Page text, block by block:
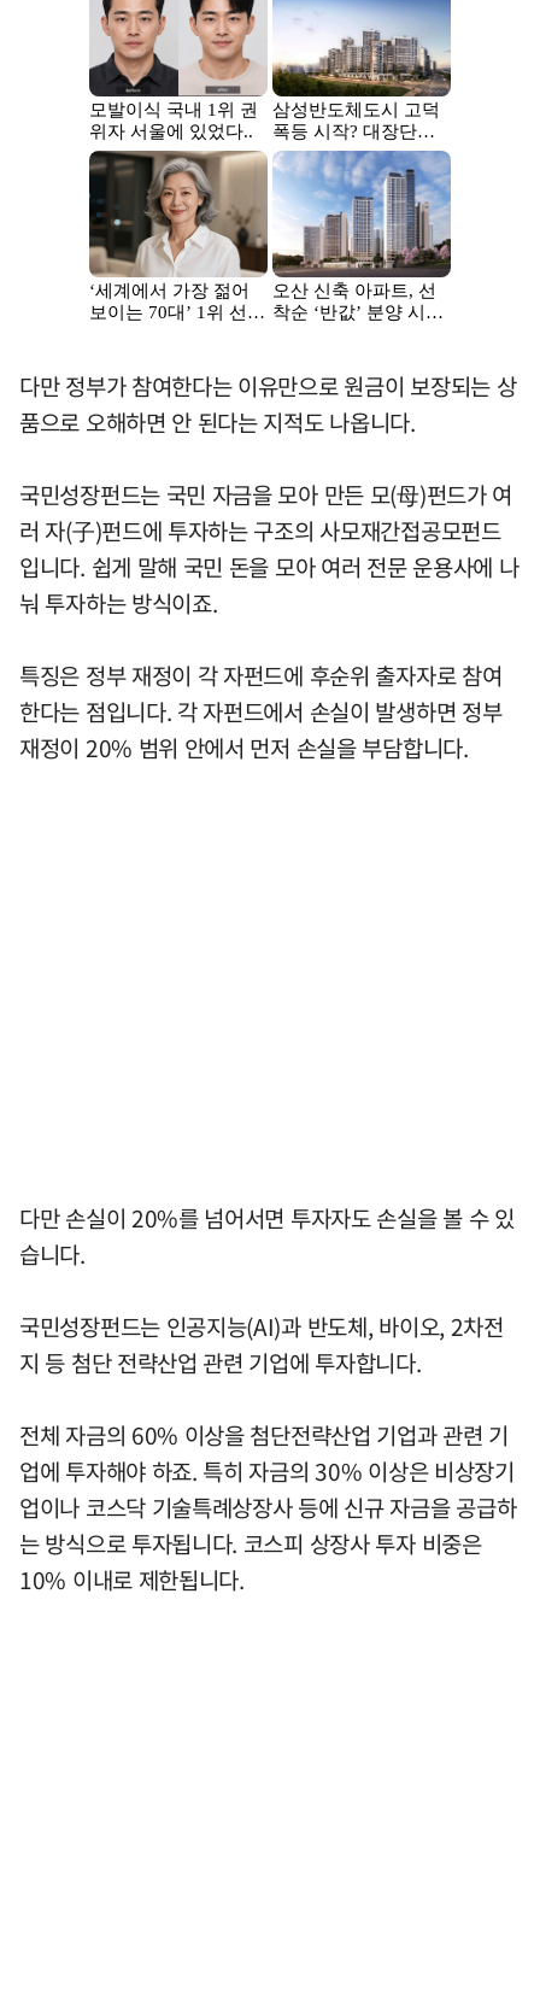
다만 정부가 참여한다는 이유만으로 원금이 보장되는 상
품으로 오해하면 안 된다는 지적도 나옵니다.
국민성장펀드는 국민 자금을 모아 만든 모(母)펀드가 여
러 자(子)펀드에 투자하는 구조의 사모재간접공모펀드
입니다. 쉽게 말해 국민 돈을 모아 여러 전문 운용사에 나
눠 투자하는 방식이죠.
특징은 정부 재정이 각 자펀드에 후순위 출자자로 참여
한다는 점입니다. 각 자펀드에서 손실이 발생하면 정부
재정이 20% 범위 안에서 먼저 손실을 부담합니다.
다만 손실이 20%를 넘어서면 투자자도 손실을 볼 수 있
습니다.
국민성장펀드는 인공지능(AI)과 반도체, 바이오, 2차전
지 등 첨단 전략산업 관련 기업에 투자합니다.
전체 자금의 60% 이상을 첨단전략산업 기업과 관련 기
업에 투자해야 하죠. 특히 자금의 30% 이상은 비상장기
업이나 코스닥 기술특례상장사 등에 신규 자금을 공급하
는 방식으로 투자됩니다. 코스피 상장사 투자 비중은
10% 이내로 제한됩니다.